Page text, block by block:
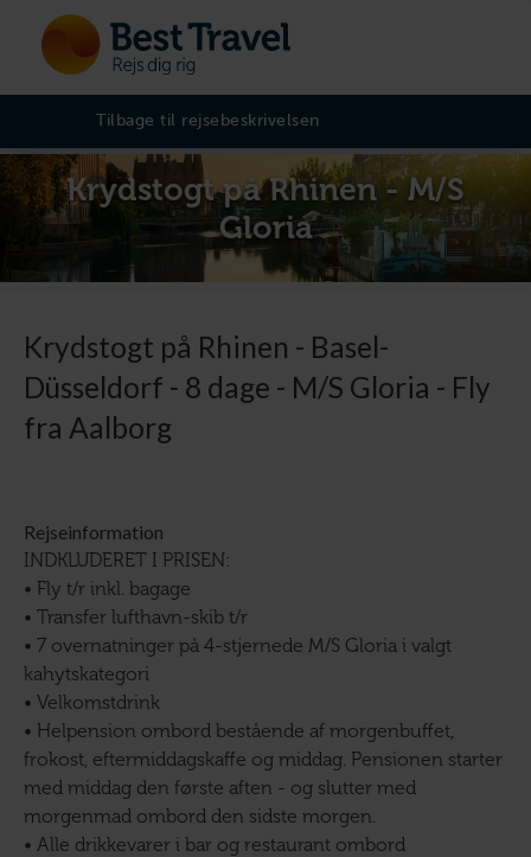
Tilbage til rejsebeskrivelsen
Krydstogt på Rhinen - M/S
Gloria
Krydstogt på Rhinen - Basel-
Düsseldorf - 8 dage - M/S Gloria - Fly
fra Aalborg
Rejseinformation
INDKLUDERET I PRISEN:
• Fly t/r inkl. bagage
• Transfer lufthavn-skib t/r
• 7 overnatninger på 4-stjernede M/S Gloria i valgt
kahytskategori
• Velkomstdrink
• Helpension ombord bestående af morgenbuffet,
frokost, eftermiddagskaffe og middag. Pensionen starter
med middag den første aften - og slutter med
morgenmad ombord den sidste morgen.
• Alle drikkevarer i bar og restaurant ombord